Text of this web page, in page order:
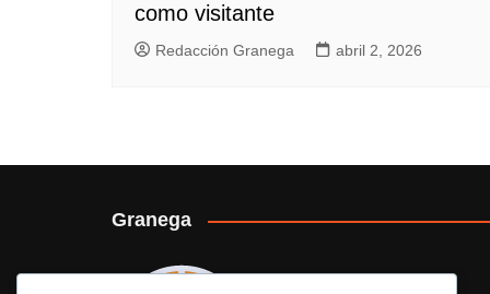
como visitante
Redacción Granega abril 2, 2026
Granega